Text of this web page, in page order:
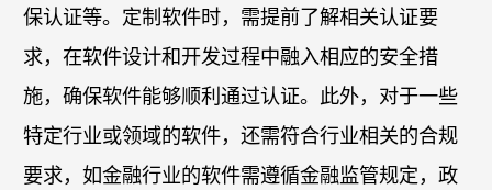
保认证等。定制软件时，需提前了解相关认证要
求，在软件设计和开发过程中融入相应的安全措
施，确保软件能够顺利通过认证。此外，对于一些
特定行业或领域的软件，还需符合行业相关的合规
要求，如金融行业的软件需遵循金融监管规定，政